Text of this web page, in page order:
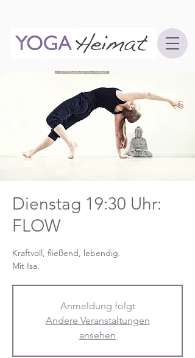
Dienstag 19:30 Uhr:
FLOW
Kraftvoll, fließend, lebendig.
Mit Isa.
Anmeldung folgt
Andere Veranstaltungen
ansehen